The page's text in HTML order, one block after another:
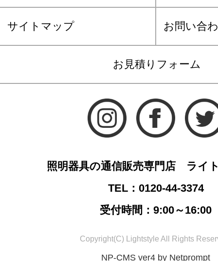
サイトマップ お問い合
お見積りフォーム
照明器具の通信販売専門店 ライ
TEL：0120-44-3374
受付時間：9:00～16:00
Copyright(C) Lightstyle All Rights
NP-CMS ver4 by Netprompt